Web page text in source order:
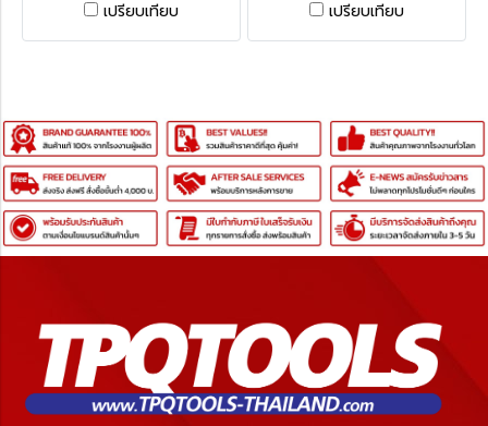
TECHNOLOGY OF USA มี
หลายขนาดให้เลือก
เปรียบเทียบ
TECHNOLOGY OF USA มี
หลายขนาดให้เลือก
เปรียบเทียบ